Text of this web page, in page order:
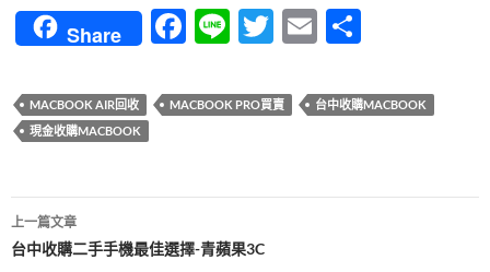
Share
F
e
o
k
Li
e
T
itt
E
ail
MACBOOK AIR回收 MACBOOK PRO買賣
台中收購MACBOOK
現金收購MACBOOK
文
章
上一篇文章
台中收購二手手機最佳選擇-青蘋果3C